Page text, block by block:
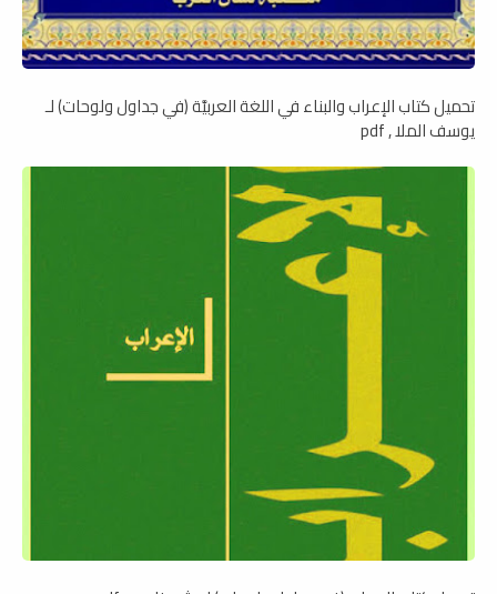
تحميل كتاب الإعراب والبناء في اللغة العربيَّة (في جداول ولوحات) لـ
يوسف الملا , pdf